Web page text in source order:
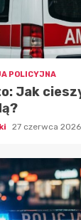
POLICYJNA
Jak
27 czerwca 2026